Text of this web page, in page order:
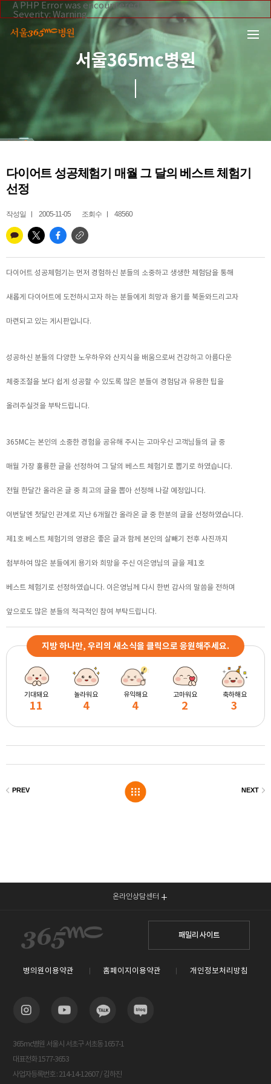
A PHP Error was encountered
Severity: Warning
Message: Invalid argument supplied for foreach()
Filename: _inc/header_body.php
Line Number: 108
/home/suction/public_html/application/views/mobile/
Line: 108
Function: _error_handler
File:
/home/suction/public_html/application/views/mobile/
Line: 295
Function: include
File:
/home/suction/public_html/application/core/
File:
/home/suction/public_html/application/controllers/
Line: 255
Function: view_print
Line: 327
본문 바로가기
서울365mc병원
다이어트 성공체험기 매월 그 달의 베스트 체험기
선정
작성일 2005-11-05 조회수 48560
다이어트 성공체험기는 먼저 경험하신 분들의 소중하고 생생한 체험담을 통해
새롭게 다이어트에 도전하시고자 하는 분들에게 희망과 용기를 북돋와드리고자
마련되고 있는 게시판입니다.
성공하신 분들의 다양한 노우하우와 산지식을 배움으로써 건강하고 아름다운
체중조절을 보다 쉽게 성공할 수 있도록 많은 분들이 경험담과 유용한 팁을
올려주실것을 부탁드립니다.
365MC는 본인의 소중한 경험을 공유해 주시는 고마우신 고객님들의 글 중
매월 가장 훌륭한 글을 선정하여 그 달의 베스트 체험기로 뽑기로 하였습니다.
전월 한달간 올라온 글 중 최고의 글을 뽑아 선정해 나갈 예정입니다.
이번달엔 첫달인 관계로 지난 6개월간 올라온 글 중 한분의 글을 선정하였습니다.
제1호 베스트 체험기의 영광은 좋은 글과 함께 본인의 살빼기 전후 사진까지
첨부하여 많은 분들에게 용기와 희망을 주신 이은영님의 글을 제1호
베스트 체험기로 선정하였습니다. 이은영님께 다시 한번 감사의 말씀을 전하며
앞으로도 많은 분들의 적극적인 참여 부탁드립니다.
지방 하나만, 우리의 새소식을 클릭으로 응원해주세요.
기대돼요
11
놀라워요
4
유익해요
4
고마워요
2
축하해요
3
온라인상담센터
패밀리 사이트
병의원이용약관 홈페이지이용약관 개인정보처리방침
365mc병원 서울시 서초구 서초동 1657-1
대표전화 1577-3653
사업자등록번호 : 214-14-12607 / 김하진